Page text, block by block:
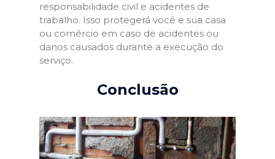
responsabilidade civil e acidentes de
trabalho. Isso protegerá você e sua casa
ou comércio em caso de acidentes ou
danos causados durante a execução do
serviço.
Conclusão